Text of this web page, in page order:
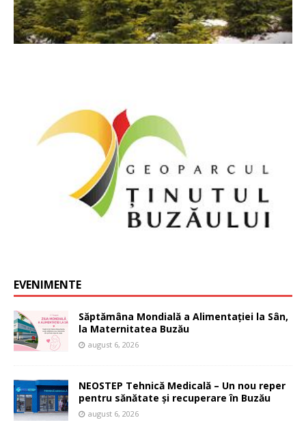
EVENIMENTE
Săptămâna Mondială a Alimentației la Sân,
la Maternitatea Buzău
august 6, 2026
NEOSTEP Tehnică Medicală – Un nou reper
pentru sănătate și recuperare în Buzău
august 6, 2026